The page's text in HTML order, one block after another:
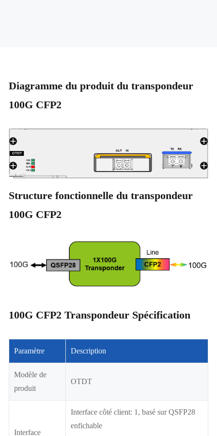
Diagramme du produit du transpondeur
100G CFP2
Structure fonctionnelle du transpondeur
100G CFP2
100G CFP2 Transpondeur Spécification
Paramètre Description
Modèle de
produit
OTDT
Interface
Interface côté client: 1, basé sur QSFP28
enfichable